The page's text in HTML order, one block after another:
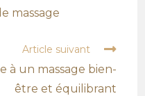
massage
Article suivant
à un massage bien-
être et équilibrant